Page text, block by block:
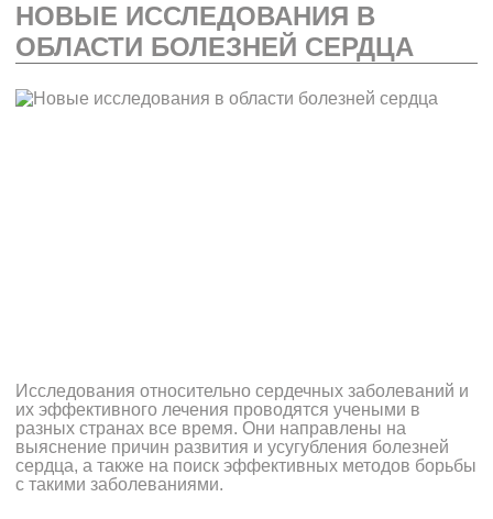
НОВЫЕ ИССЛЕДОВАНИЯ В
ОБЛАСТИ БОЛЕЗНЕЙ СЕРДЦА
Исследования относительно сердечных заболеваний и
их эффективного лечения проводятся учеными в
разных странах все время. Они направлены на
выяснение причин развития и усугубления болезней
сердца, а также на поиск эффективных методов борьбы
с такими заболеваниями.